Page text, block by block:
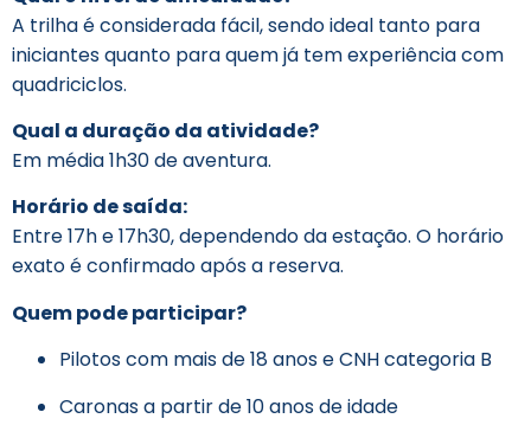
A trilha é considerada fácil, sendo ideal tanto para
iniciantes quanto para quem já tem experiência com
quadriciclos.
Qual a duração da atividade?
Em média 1h30 de aventura.
Horário de saída:
Entre 17h e 17h30, dependendo da estação. O horário
exato é confirmado após a reserva.
Quem pode participar?
Pilotos com mais de 18 anos e CNH categoria B
Caronas a partir de 10 anos de idade